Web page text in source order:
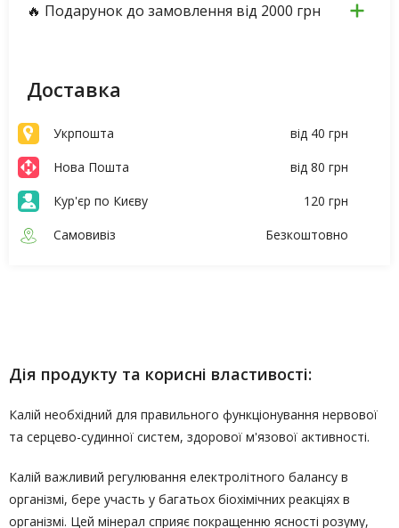
🔥 Подарунок до замовлення від 2000 грн
Доставка
Укрпошта
від 40 грн
Нова Пошта
від 80 грн
Кур'єр по Києву
120 грн
Самовивіз
Безкоштовно
Дія продукту та корисні властивості:
Калій необхідний для правильного функціонування нервової
та серцево-судинної систем, здорової м'язової активності.
Калій важливий регулювання електролітного балансу в
організмі, бере участь у багатьох біохімічних реакціях в
організмі. Цей мінерал сприяє покращенню ясності розуму,